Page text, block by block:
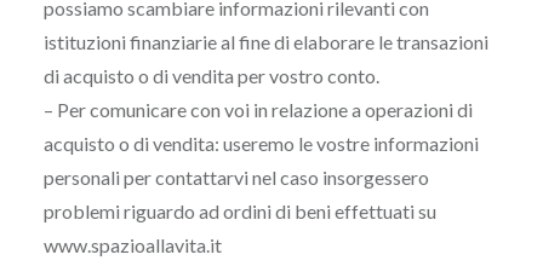
possiamo scambiare informazioni rilevanti con
istituzioni finanziarie al fine di elaborare le transazioni
di acquisto o di vendita per vostro conto.
– Per comunicare con voi in relazione a operazioni di
acquisto o di vendita: useremo le vostre informazioni
personali per contattarvi nel caso insorgessero
problemi riguardo ad ordini di beni effettuati su
www.spazioallavita.it